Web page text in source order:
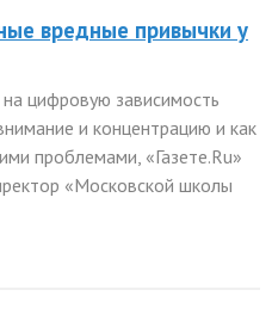
вредные привычки у
цифровую зависимость
и концентрацию и как
проблемами, «Газете.Ru»
«Московской школы